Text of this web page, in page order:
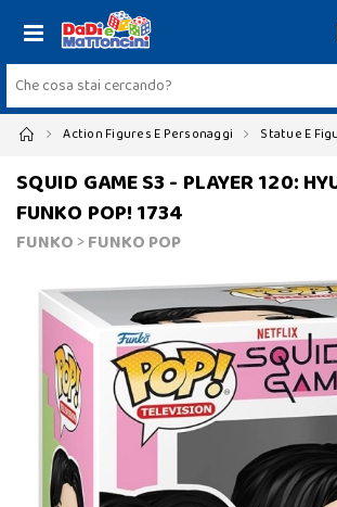
Action Figures E Personaggi Statue E
SQUID GAME S3 - PLAYER 120:
FUNKO POP! 1734
FUNKO>FUNKO POP